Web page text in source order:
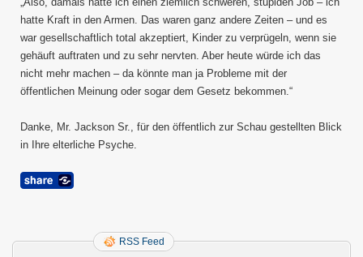
hatte Kraft in den Armen. Das waren ganz andere Zeiten – und es
war gesellschaftlich total akzeptiert, Kinder zu verprügeln, wenn sie
gehäuft auftraten und zu sehr nervten. Aber heute würde ich das
nicht mehr machen – da könnte man ja Probleme mit der
öffentlichen Meinung oder sogar dem Gesetz bekommen.“
Danke, Mr. Jackson Sr., für den öffentlich zur Schau gestellten Blick
in Ihre elterliche Psyche.
RSS Feed